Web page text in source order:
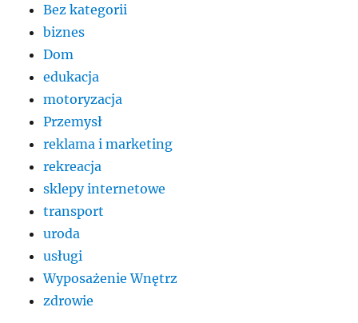
Bez kategorii
biznes
Dom
edukacja
motoryzacja
Przemysł
reklama i marketing
rekreacja
sklepy internetowe
transport
uroda
usługi
Wyposażenie Wnętrz
zdrowie